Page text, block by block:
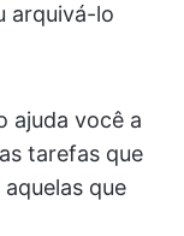
arquivá-lo
ajuda você a
tarefas que
que